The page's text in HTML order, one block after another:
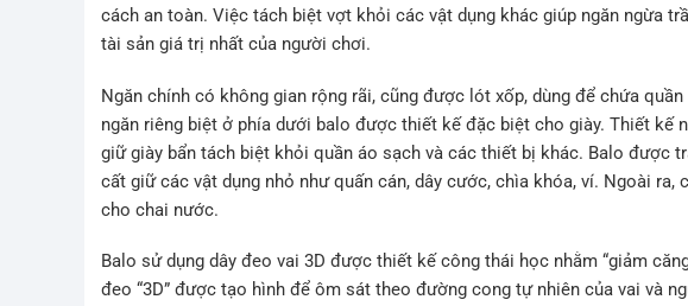
cách an toàn. Việc tách biệt vợt khỏi các vật dụng khác giúp ngăn ngừa
tài sản giá trị nhất của người chơi.
Ngăn chính có không gian rộng rãi, cũng được lót xốp, dùng để chứa
ngăn riêng biệt ở phía dưới balo được thiết kế đặc biệt cho giày. Thiết kế
giữ giày bẩn tách biệt khỏi quần áo sạch và các thiết bị khác. Balo được
cất giữ các vật dụng nhỏ như quấn cán, dây cước, chìa khóa, ví. Ngoài
cho chai nước.
Balo sử dụng dây đeo vai 3D được thiết kế công thái học nhằm “giảm
đeo “3D” được tạo hình để ôm sát theo đường cong tự nhiên của vai và